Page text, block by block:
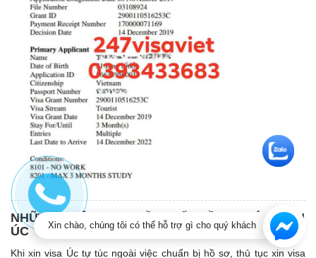
NHỮNG THÔNG TIN CẦN BIẾT VỀ ĐẠI SỨ QUÁN
ÚC
Khi xin visa Úc tự túc ngoài việc chuẩn bị hồ sơ, thủ tục xin visa
Xin chào, chúng tôi có thể hỗ trợ gì cho quý khách